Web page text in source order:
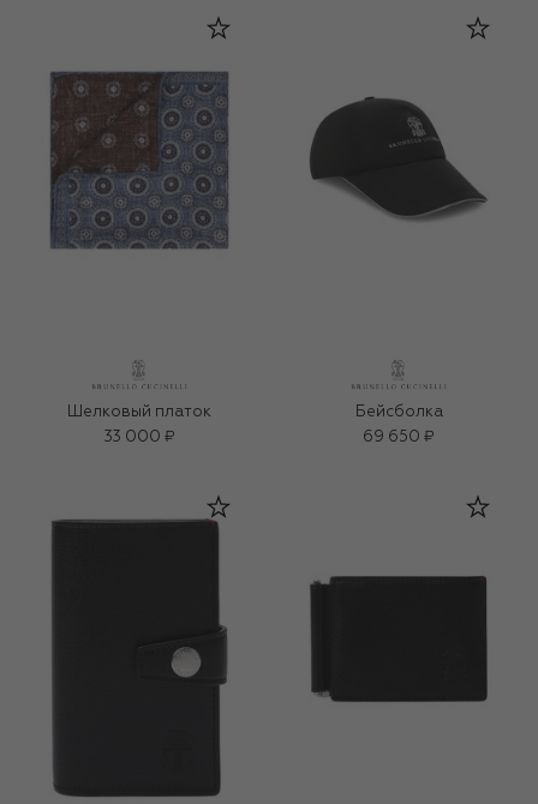
Шелковый платок
33 000 ₽
Бейсболка
69 650 ₽